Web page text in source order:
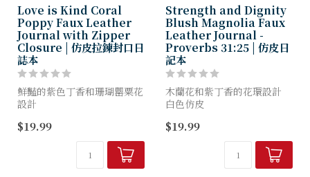
Love is Kind Coral
Poppy Faux Leather
Journal with Zipper
Closure | 仿皮拉鍊封口日
誌本
鮮豔的紫色丁香和珊瑚罌粟花
設計
珍珠白象牙白仿皮貼片
$19.99
Strength and Dignity
Blush Magnolia Faux
Leather Journal -
Proverbs 31:25 | 仿皮日
記本
木蘭花和紫丁香的花環設計
白色仿皮
拉鍊封口
$19.99